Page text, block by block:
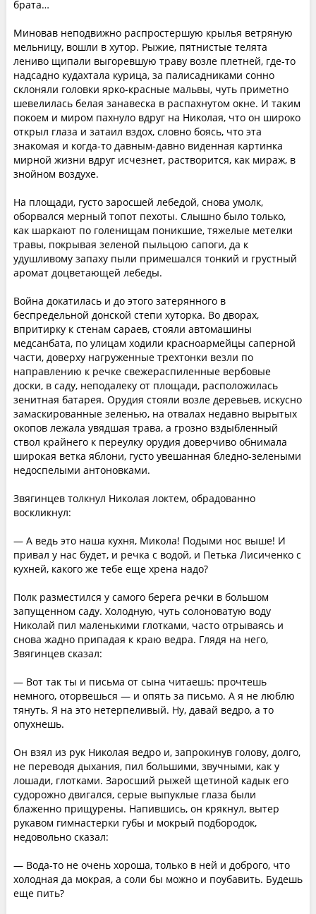
брата…
Миновав неподвижно распростершую крылья ветряную
мельницу, вошли в хутор. Рыжие, пятнистые телята
лениво щипали выгоревшую траву возле плетней, где-то
надсадно кудахтала курица, за палисадниками сонно
склоняли головки ярко-красные мальвы, чуть приметно
шевелилась белая занавеска в распахнутом окне. И таким
покоем и миром пахнуло вдруг на Николая, что он широко
открыл глаза и затаил вздох, словно боясь, что эта
знакомая и когда-то давным-давно виденная картинка
мирной жизни вдруг исчезнет, растворится, как мираж, в
знойном воздухе.
На площади, густо заросшей лебедой, снова умолк,
оборвался мерный топот пехоты. Слышно было только,
как шаркают по голенищам поникшие, тяжелые метелки
травы, покрывая зеленой пыльцою сапоги, да к
удушливому запаху пыли примешался тонкий и грустный
аромат доцветающей лебеды.
Война докатилась и до этого затерянного в
беспредельной донской степи хуторка. Во дворах,
впритирку к стенам сараев, стояли автомашины
медсанбата, по улицам ходили красноармейцы саперной
части, доверху нагруженные трехтонки везли по
направлению к речке свежераспиленные вербовые
доски, в саду, неподалеку от площади, расположилась
зенитная батарея. Орудия стояли возле деревьев, искусно
замаскированные зеленью, на отвалах недавно вырытых
окопов лежала увядшая трава, а грозно вздыбленный
ствол крайнего к переулку орудия доверчиво обнимала
широкая ветка яблони, густо увешанная бледно-зелеными
недоспелыми антоновками.
Звягинцев толкнул Николая локтем, обрадованно
воскликнул:
— А ведь это наша кухня, Микола! Подыми нос выше! И
привал у нас будет, и речка с водой, и Петька Лисиченко с
кухней, какого же тебе еще хрена надо?
Полк разместился у самого берега речки в большом
запущенном саду. Холодную, чуть солоноватую воду
Николай пил маленькими глотками, часто отрываясь и
снова жадно припадая к краю ведра. Глядя на него,
Звягинцев сказал:
— Вот так ты и письма от сына читаешь: прочтешь
немного, оторвешься — и опять за письмо. А я не люблю
тянуть. Я на это нетерпеливый. Ну, давай ведро, а то
опухнешь.
Он взял из рук Николая ведро и, запрокинув голову, долго,
не переводя дыхания, пил большими, звучными, как у
лошади, глотками. Заросший рыжей щетиной кадык его
судорожно двигался, серые выпуклые глаза были
блаженно прищурены. Напившись, он крякнул, вытер
рукавом гимнастерки губы и мокрый подбородок,
недовольно сказал:
— Вода-то не очень хороша, только в ней и доброго, что
холодная да мокрая, а соли бы можно и поубавить. Будешь
еще пить?